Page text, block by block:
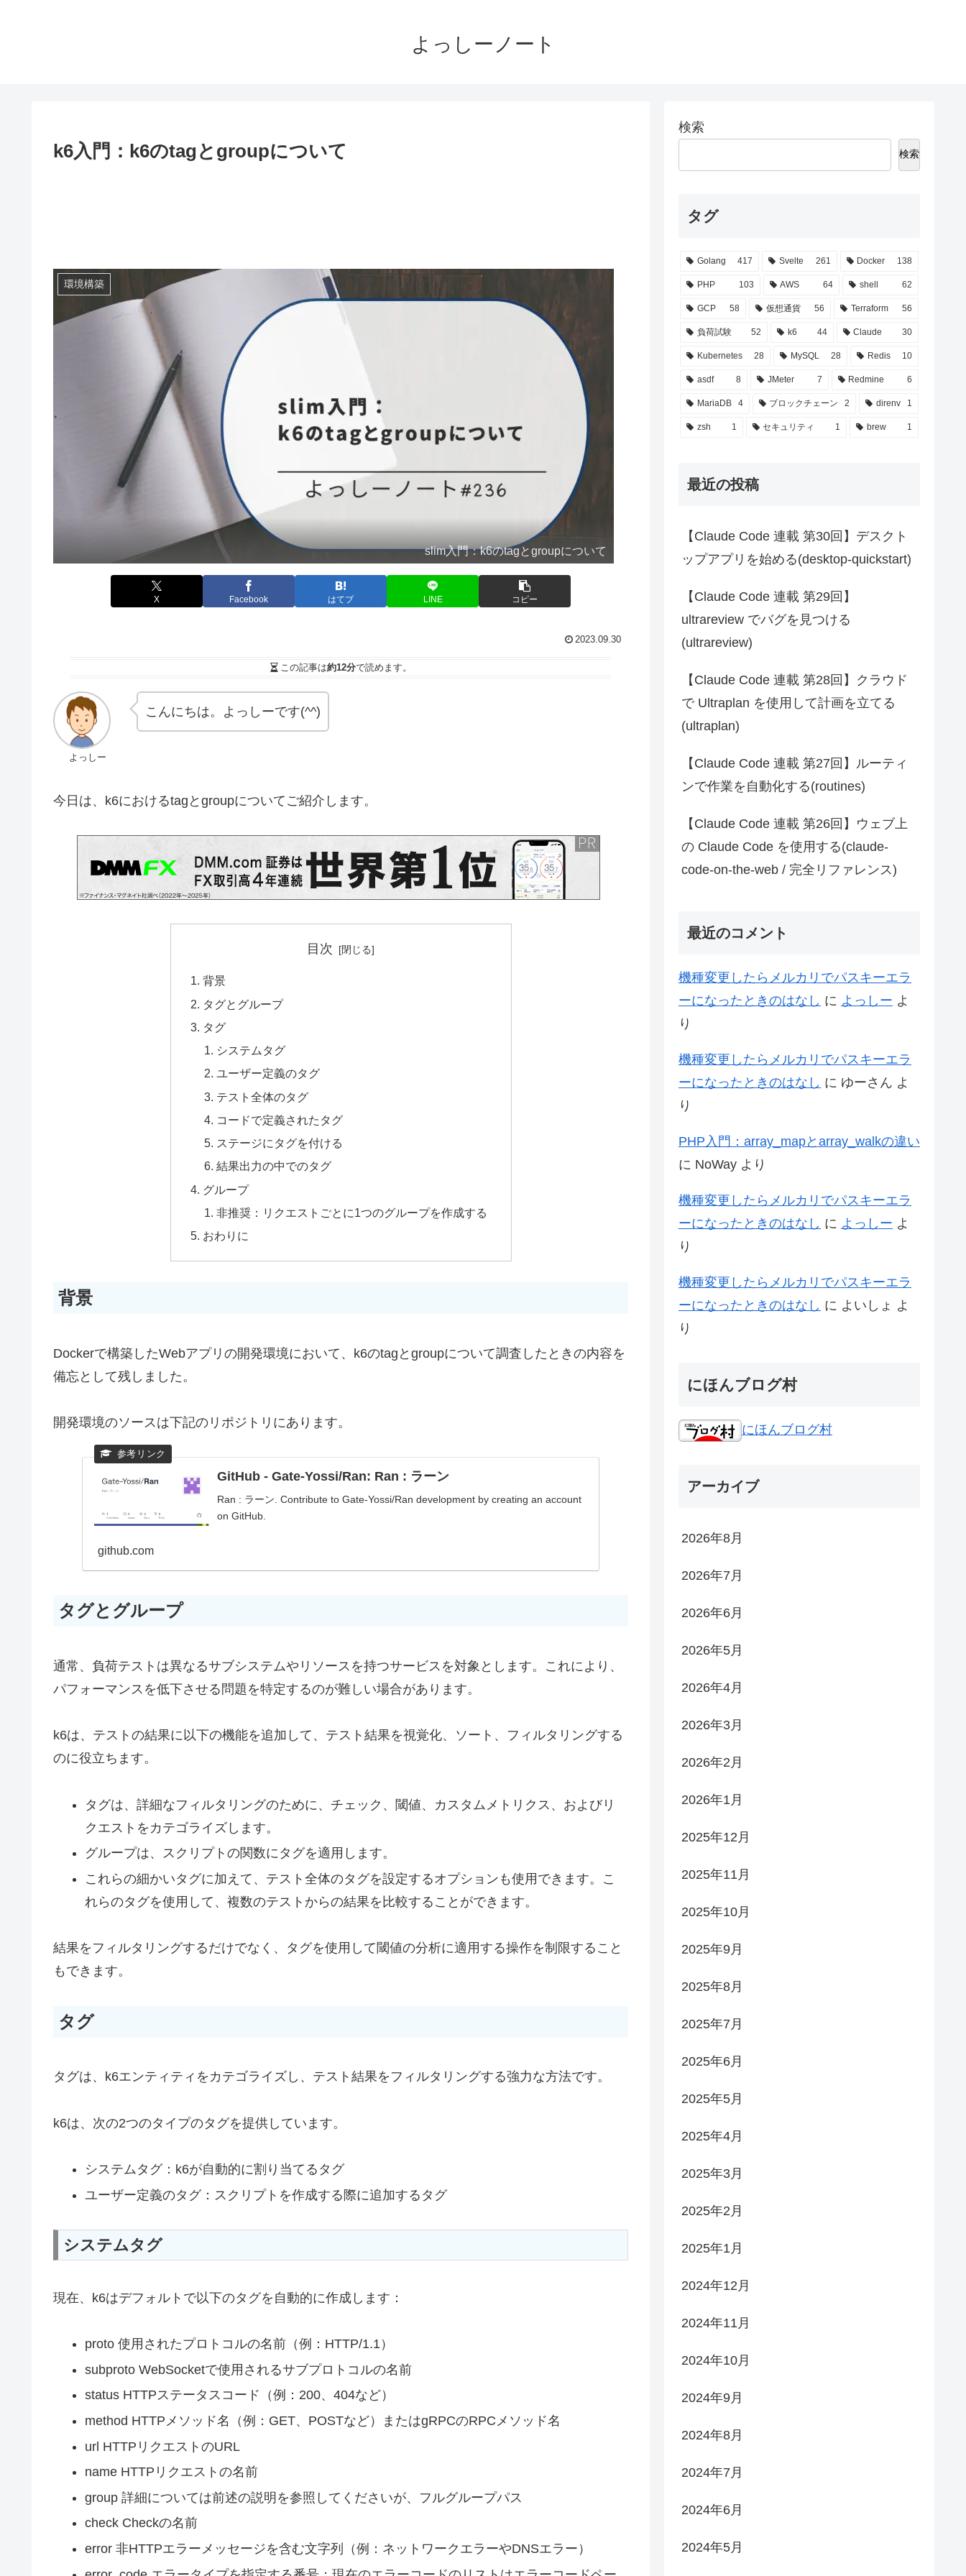
よっしーノート
k6入門：k6のtagとgroupについて
環境構築
slim入門：k6のtagとgroupについて
X Facebook はてブ LINE コピー
2023.09.30
この記事は約12分で読めます。
よっしー
こんにちは。よっしーです(^^)
今日は、k6におけるtagとgroupについてご紹介します。
目次
背景
タグとグループ
タグ
システムタグ
ユーザー定義のタグ
テスト全体のタグ
コードで定義されたタグ
ステージにタグを付ける
結果出力の中でのタグ
グループ
非推奨：リクエストごとに1つのグループを作成する
おわりに
背景
Dockerで構築したWebアプリの開発環境において、k6のtagとgroupについて調査したときの内容を
備忘として残しました。
開発環境のソースは下記のリポジトリにあります。
GitHub - Gate-Yossi/Ran: Ran : ラーン
Ran : ラーン. Contribute to Gate-Yossi/Ran development by creating an account
on GitHub.
github.com
タグとグループ
通常、負荷テストは異なるサブシステムやリソースを持つサービスを対象とします。これにより、
パフォーマンスを低下させる問題を特定するのが難しい場合があります。
k6は、テストの結果に以下の機能を追加して、テスト結果を視覚化、ソート、フィルタリングする
のに役立ちます。
タグは、詳細なフィルタリングのために、チェック、閾値、カスタムメトリクス、およびリ
クエストをカテゴライズします。
グループは、スクリプトの関数にタグを適用します。
これらの細かいタグに加えて、テスト全体のタグを設定するオプションも使用できます。こ
れらのタグを使用して、複数のテストからの結果を比較することができます。
結果をフィルタリングするだけでなく、タグを使用して閾値の分析に適用する操作を制限すること
もできます。
タグ
タグは、k6エンティティをカテゴライズし、テスト結果をフィルタリングする強力な方法です。
k6は、次の2つのタイプのタグを提供しています。
システムタグ：k6が自動的に割り当てるタグ
ユーザー定義のタグ：スクリプトを作成する際に追加するタグ
システムタグ
現在、k6はデフォルトで以下のタグを自動的に作成します：
proto 使用されたプロトコルの名前（例：HTTP/1.1）
subproto WebSocketで使用されるサブプロトコルの名前
status HTTPステータスコード（例：200、404など）
method HTTPメソッド名（例：GET、POSTなど）またはgRPCのRPCメソッド名
url HTTPリクエストのURL
name HTTPリクエストの名前
group 詳細については前述の説明を参照してくださいが、フルグループパス
check Checkの名前
error 非HTTPエラーメッセージを含む文字列（例：ネットワークエラーやDNSエラー）
検索
検索
タグ
Golang 417 Svelte 261 Docker 138
PHP 103 AWS 64 shell 62
GCP 58 仮想通貨 56 Terraform 56
負荷試験 52 k6 44 Claude 30
Kubernetes 28 MySQL 28 Redis 10
asdf 8 JMeter 7 Redmine 6
MariaDB 4 ブロックチェーン 2 direnv 1
zsh 1 セキュリティ 1 brew 1
最近の投稿
【Claude Code 連載 第30回】デスクト
ップアプリを始める(desktop-quickstart)
【Claude Code 連載 第29回】
ultrareview でバグを見つける
(ultrareview)
【Claude Code 連載 第28回】クラウド
で Ultraplan を使用して計画を立てる
(ultraplan)
【Claude Code 連載 第27回】ルーティ
ンで作業を自動化する(routines)
【Claude Code 連載 第26回】ウェブ上
の Claude Code を使用する(claude-
code-on-the-web / 完全リファレンス)
最近のコメント
機種変更したらメルカリでパスキーエラ
ーになったときのはなし に よっしー よ
り
機種変更したらメルカリでパスキーエラ
ーになったときのはなし に ゆーさん よ
り
PHP入門：array_mapとarray_walkの違い
に NoWay より
機種変更したらメルカリでパスキーエラ
ーになったときのはなし に よっしー よ
り
機種変更したらメルカリでパスキーエラ
ーになったときのはなし に よいしょ よ
り
にほんブログ村
にほんブログ村
アーカイブ
2026年8月
2026年7月
2026年6月
2026年5月
2026年4月
2026年3月
2026年2月
2026年1月
2025年12月
2025年11月
2025年10月
2025年9月
2025年8月
2025年7月
2025年6月
2025年5月
2025年4月
2025年3月
2025年2月
2025年1月
2024年12月
2024年11月
2024年10月
2024年9月
2024年8月
2024年7月
2024年6月
2024年5月